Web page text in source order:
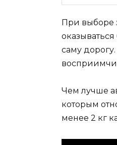
При выборе
саму
Чем лучше
которым
менее 2 кг